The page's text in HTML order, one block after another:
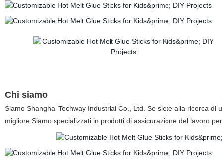
Chi siamo
Siamo Shanghai Techway Industrial Co., Ltd. Se siete alla ricerca
migliore.Siamo specializzati in prodotti di assicurazione del lavoro